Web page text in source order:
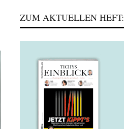
ZUM AKTUELLEN HEFT: